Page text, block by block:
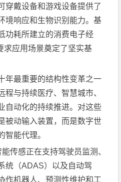
穿戴设备和游戏设备提供了
境响应和生物识别能力。基
功耗所建立的消费电子经
求应用场景奠定了坚实基
年最重要的结构性变革之一
程与持续医疗、智慧城市、
自动化的持续推进。对这些
被动输入装置，而是数字世
智能代理。
传感正在支持驾驶员监测、
统（ADAS）以及自动驾
作机器人、预测性维护和工